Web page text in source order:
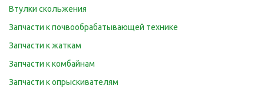
Втулки скольжения
Запчасти к почвообрабатывающей технике
Запчасти к жаткам
Запчасти к комбайнам
Запчасти к опрыскивателям